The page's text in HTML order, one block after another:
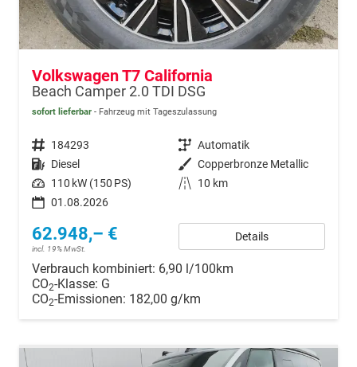
Volkswagen T7 California
Beach Camper 2.0 TDI DSG
sofort lieferbar Fahrzeug mit Tageszulassung
Fahrzeugnr. 184293 Getriebe Automatik
Kraftstoff Diesel Außenfarbe Copperbronze Metallic
Leistung 110 kW (150 PS) Kilometerstand
10 km
01.08.2026
62.948,– €
incl. 19% MwSt.
Details
Verbrauch kombiniert: 6,90 l/100km
CO2-Klasse: G
CO2-Emissionen: 182,00 g/km